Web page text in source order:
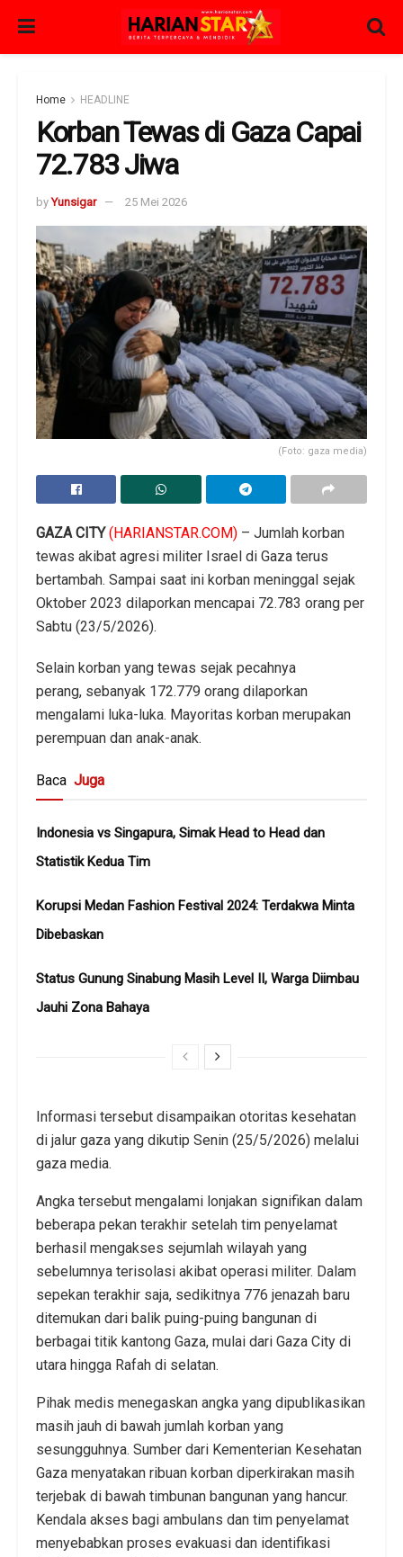
Home HEADLINE
Korban Tewas di Gaza Capai
72.783 Jiwa
by Yunsigar 25 Mei 2026
(Foto: gaza media)
GAZA CITY(HARIANSTAR.COM) – Jumlah korban
tewas akibat agresi militer Israel di Gaza terus
bertambah. Sampai saat ini korban meninggal sejak
Oktober 2023 dilaporkan mencapai 72.783 orang per
Sabtu (23/5/2026).
Selain korban yang tewas sejak pecahnya
perang, sebanyak 172.779 orang dilaporkan
mengalami luka-luka. Mayoritas korban merupakan
perempuan dan anak-anak.
Baca Juga
Indonesia vs Singapura, Simak Head to Head dan
Statistik Kedua Tim
Korupsi Medan Fashion Festival 2024: Terdakwa Minta
Dibebaskan
Status Gunung Sinabung Masih Level II, Warga Diimbau
Jauhi Zona Bahaya
Informasi tersebut disampaikan otoritas kesehatan
di jalur gaza yang dikutip Senin (25/5/2026) melalui
gaza media.
Angka tersebut mengalami lonjakan signifikan dalam
beberapa pekan terakhir setelah tim penyelamat
berhasil mengakses sejumlah wilayah yang
sebelumnya terisolasi akibat operasi militer. Dalam
sepekan terakhir saja, sedikitnya 776 jenazah baru
ditemukan dari balik puing-puing bangunan di
berbagai titik kantong Gaza, mulai dari Gaza City di
utara hingga Rafah di selatan.
Pihak medis menegaskan angka yang dipublikasikan
masih jauh di bawah jumlah korban yang
sesungguhnya. Sumber dari Kementerian Kesehatan
Gaza menyatakan ribuan korban diperkirakan masih
terjebak di bawah timbunan bangunan yang hancur.
Kendala akses bagi ambulans dan tim penyelamat
menyebabkan proses evakuasi dan identifikasi